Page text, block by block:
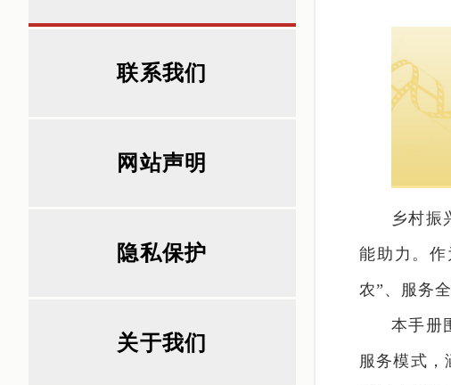
联系我们
网站声明
隐私保护
关于我们
乡村振
能助力。
农”、服务
本手册
服务模式，